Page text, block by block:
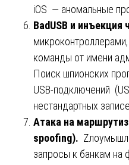
iOS — аномальные
BadUSB и
команды от имени
Поиск шпионских
USB-подключений
нестандартных
Атака на
spoofing).
запросы к банкам на